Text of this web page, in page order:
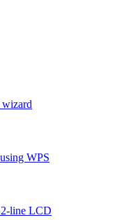
wizard
WPS
LCD